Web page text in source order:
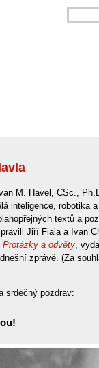
M. Havel, CSc.,
inteligence, robotika
textů a
Jiří Fiala a Ivan
Protázky a odvěty,
zprávě. (Za
srdečný pozdrav: